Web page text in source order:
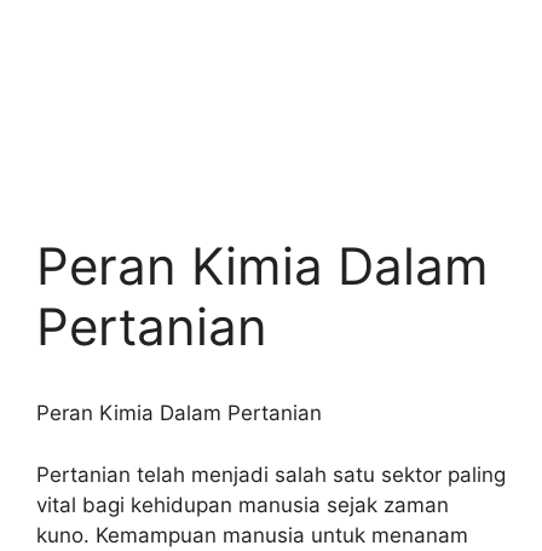
Peran Kimia Dalam
Pertanian
Peran Kimia Dalam Pertanian
Pertanian telah menjadi salah satu sektor paling
vital bagi kehidupan manusia sejak zaman
kuno. Kemampuan manusia untuk menanam